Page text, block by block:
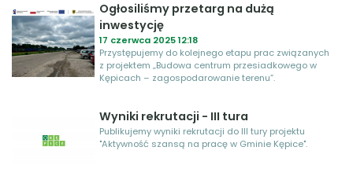
Ogłosiliśmy przetarg na dużą
inwestycję
17 czerwca 2025 12:18
Przystępujemy do kolejnego etapu prac związanych
z projektem „Budowa centrum przesiadkowego w
Kępicach – zagospodarowanie terenu”.
Wyniki rekrutacji - III tura
Publikujemy wyniki rekrutacji do III tury projektu
"Aktywność szansą na pracę w Gminie Kępice".